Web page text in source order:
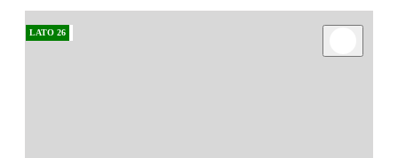
LATO 26